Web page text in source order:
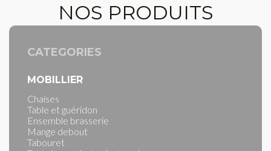
NOS PRODUITS
CATEGORIES
MOBILLIER
Chaises
Table et guéridon
Ensemble brasserie
Mange debout
Tabouret